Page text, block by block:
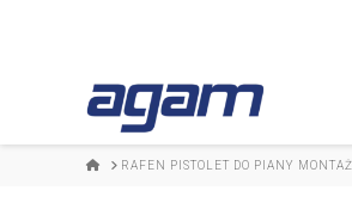
HOMERAFEN PISTOLET DO PIANY